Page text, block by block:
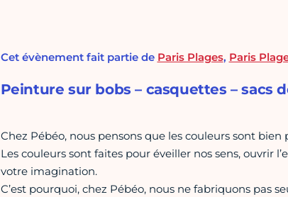
Cet évènement fait partie de Paris Plages, Paris
Peinture sur bobs – casquettes – sacs
Chez Pébéo, nous pensons que les couleurs sont
Les couleurs sont faites pour éveiller nos sens, ouvrir
votre imagination.
C’est pourquoi, chez Pébéo, nous ne fabriquons pas